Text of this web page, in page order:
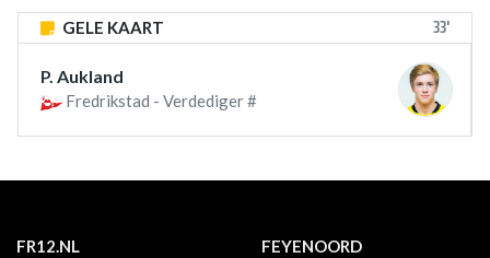
GELE KAART 33'
P. Aukland
Fredrikstad - Verdediger #
FR12.NL
FEYENOORD